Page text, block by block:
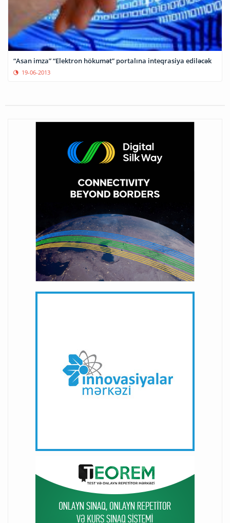
“Asan imza” “Elektron hökumət” portalına inteqrasiya ediləcək
19-06-2013